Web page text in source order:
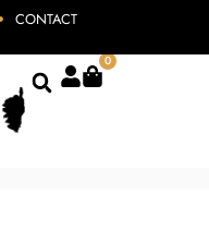
CONTACT
0